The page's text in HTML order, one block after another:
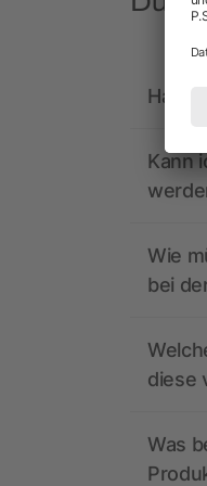
Hat
Kann
Wie
bei
diese
Was